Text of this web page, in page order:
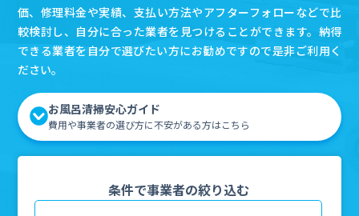
価、修理料金や実績、支払い方法やアフターフォローなどで比
較検討し、自分に合った業者を見つけることができます。納得
できる業者を自分で選びたい方にお勧めですので是非ご利用く
ださい。
お風呂清掃安心ガイド
費用や事業者の選び方に不安がある方はこちら
条件で事業者の絞り込む